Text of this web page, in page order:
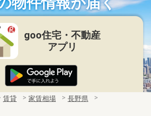
goo住宅・不動産
アプリ
賃貸 家賃相場
長野県